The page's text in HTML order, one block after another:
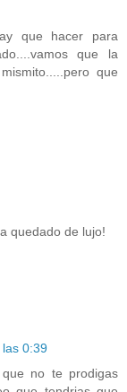
que hacer para
que la
que
quedado de lujo!
0:39
no te prodigas